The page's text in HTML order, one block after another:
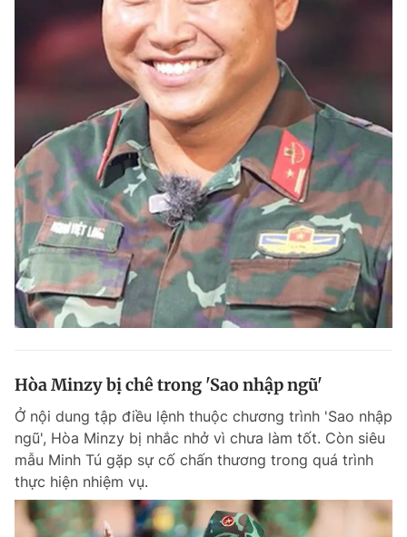
Hòa Minzy bị chê trong 'Sao nhập ngũ'
Ở nội dung tập điều lệnh thuộc chương trình 'Sao nhập
ngũ', Hòa Minzy bị nhắc nhở vì chưa làm tốt. Còn siêu
mẫu Minh Tú gặp sự cố chấn thương trong quá trình
thực hiện nhiệm vụ.